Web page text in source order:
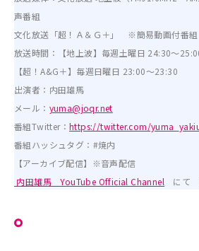
声番組
文化放送「超！Ａ＆Ｇ＋」 ※簡易動画付番組
放送時間：【地上波】毎週土曜日 24:30～
【超！A&G＋】毎週日曜日 23:00～23:30
出演者：内田雄馬
メール： yuma@joqr.net
番組Twitter： https://twitter.com/
番組ハッシュタグ：#焼内
【アーカイブ配信】※音声配信
内田雄馬 YouTube Official Channel にて